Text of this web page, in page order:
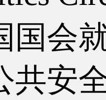
国会
共安